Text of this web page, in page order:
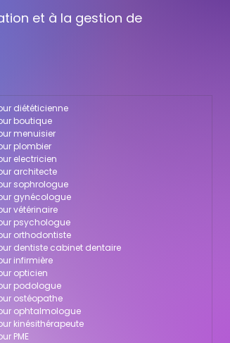
et à la gestion de
diététicienne
boutique
menuisier
plombier
electricien
architecte
sophrologue
gynécologue
vétérinaire
psychologue
orthodontiste
dentiste cabinet dentaire
infirmière
opticien
podologue
ostéopathe
ophtalmologue
kinésithérapeute
PME